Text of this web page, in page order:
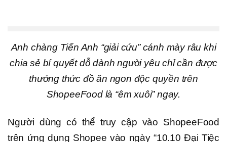
Anh chàng Tiến Anh “giải cứu” cánh mày râu khi
chia sẻ bí quyết dỗ dành người yêu chỉ cần được
thưởng thức đồ ăn ngon độc quyền trên
ShopeeFood là “êm xuôi” ngay.
Người dùng có thể truy cập vào ShopeeFood
trên ứng dụng Shopee vào ngày “10.10 Đại Tiệc